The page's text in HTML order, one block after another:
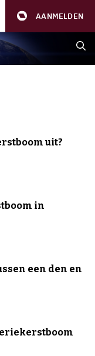
AANMELDEN
uit?
in
een den en